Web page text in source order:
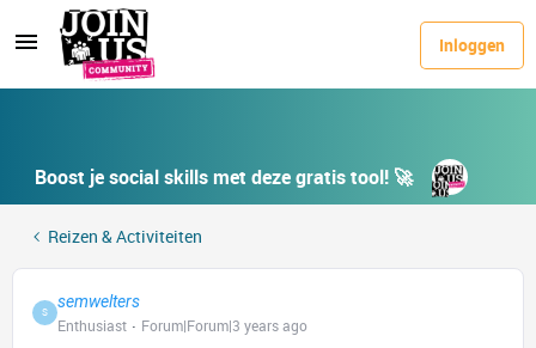
Inloggen
Boost je social skills met deze gratis tool! 🚀
Reizen & Activiteiten
S
semwelters
Enthusiast
Forum|Forum|3 years ago